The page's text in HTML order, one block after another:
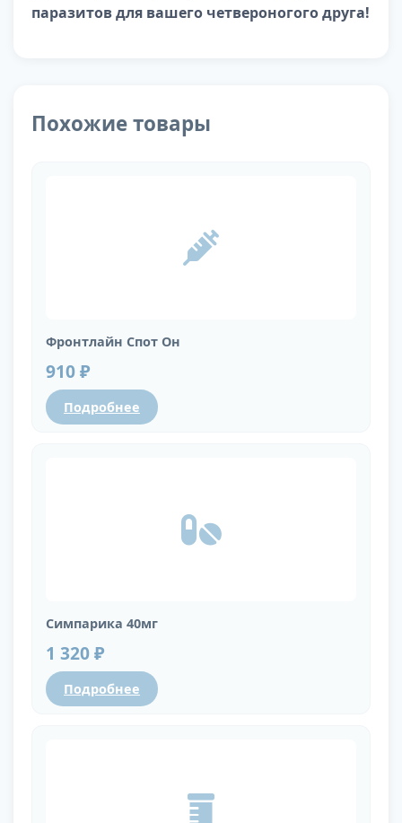
паразитов для вашего четвероногого друга!
Похожие товары
Фронтлайн Спот Он
910 ₽
Подробнее
Симпарика 40мг
1 320 ₽
Подробнее